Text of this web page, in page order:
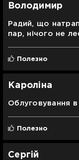
Володимир
Радий, що
пар, нічого не
Полезно
Кароліна
Облуговування
Полезно
Сергій